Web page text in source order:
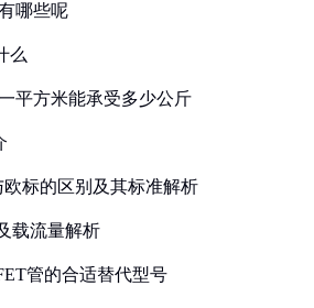
哪些呢
么
平方米能承受多少公斤
欧标的区别及其标准解析
载流量解析
管的合适替代型号